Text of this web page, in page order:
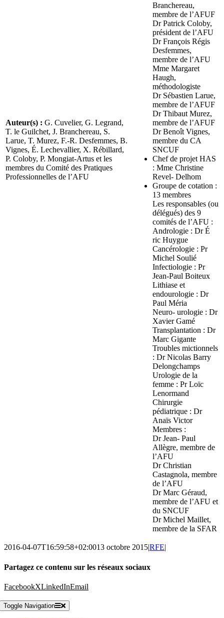
Auteur(s) : G. Cuvelier, G. Legrand,
T. le Guilchet, J. Branchereau, S.
Larue, T. Murez, F.-R. Desfemmes, B.
Vignes, É. Lechevallier, X. Rébillard,
P. Coloby, P. Mongiat-Artus et les
membres du Comité des Pratiques
Professionnelles de l’AFU
Branchereau,
membre de l’AFUF
Dr Patrick Coloby,
président de l’AFU
Dr François Régis
Desfemmes,
membre de l’AFU
Mme Margaret
Haugh,
méthodologiste
Dr Sébastien Larue,
membre de l’AFUF
Dr Thibaut Murez,
membre de l’AFUF
Dr Benoît Vignes,
membre du CA
SNCUF
Chef de projet HAS
: Mme Christine
Revel- Delhom
Groupe de cotation :
13 membres
Les responsables (ou
délégués) des 9
comités de l’AFU :
Andrologie : Dr É
ric Huygue
Cancérologie : Pr
Michel Soulié
Infectiologie : Pr
Jean-Paul Boiteux
Lithiase et
endourologie : Dr
Paul Méria
Neuro- urologie : Dr
Xavier Gamé
Transplantation : Dr
Marc Gigante
Troubles mictionnels
: Dr Nicolas Barry
Delongchamps
Urologie de la
femme : Pr Loïc
Lenormand
Chirurgie
pédiatrique : Dr
Anaïs Victor
Membres :
Dr Jean- Paul
Allègre, membre de
l’AFU
Dr Christian
Castagnola, membre
de l’AFU
Dr Marc Géraud,
membre de l’AFU et
du SNCUF
Dr Michel Maillet,
membre de la SFAR
2016-04-07T16:59:58+02:0013 octobre 2015|RFE|
Partagez ce contenu sur les réseaux sociaux
FacebookXLinkedInEmail
Toggle Navigation